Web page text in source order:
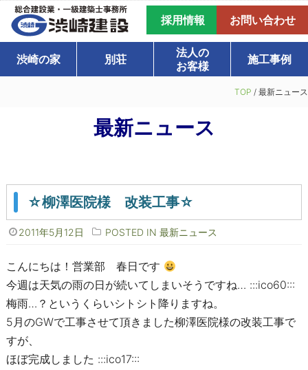
採用情報 お問い合わせ
渋崎の家 別荘
法人の
お客様
施工事例
TOP / 最新ニュース
最新ニュース
☆柳澤医院様 改装工事☆
2011年5月12日 POSTED IN 最新ニュース
こんにちは！営業部 春日です
今週は天気の雨の日が続いてしまいそうですね… :::ico60:::
梅雨…？というくらいシトシト降りますね。
5月のGWで工事させて頂きました柳澤医院様の改装工事で
すが、
ほぼ完成しました :::ico17:::